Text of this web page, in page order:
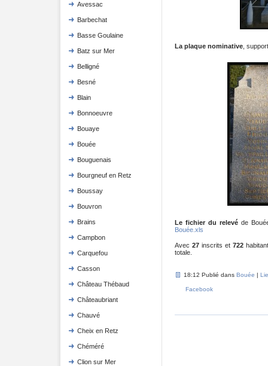
Avessac
Barbechat
Basse Goulaine
Batz sur Mer
Belligné
Besné
Blain
Bonnoeuvre
Bouaye
Bouée
Bouguenais
Bourgneuf en Retz
Boussay
Bouvron
Brains
Campbon
Carquefou
Casson
Château Thébaud
Châteaubriant
Chauvé
Cheix en Retz
Chéméré
Clion sur Mer
La plaque nominative,
Le fichier du relevéde
Bouée.xls
Avec 27inscrits et 722
totale.
18:12 Publié dans Bouée |
Facebook